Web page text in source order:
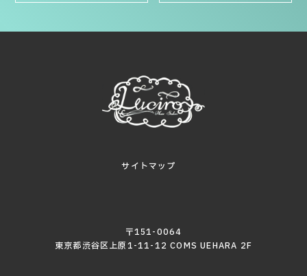
サイトマップ
〒151-0064
東京都渋谷区上原1-11-12 COMS UEHARA 2F